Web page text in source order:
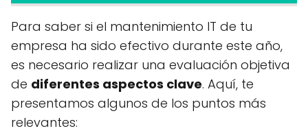
Para saber si el mantenimiento IT de tu
empresa ha sido efectivo durante este año,
es necesario realizar una evaluación objetiva
de diferentes aspectos clave. Aquí, te
presentamos algunos de los puntos más
relevantes: